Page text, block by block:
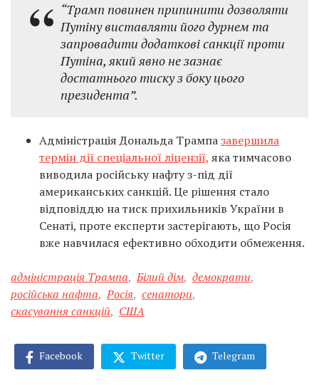
“Трамп повинен припинити дозволяти
Путіну виставляти його дурнем та
запровадити додаткові санкції проти
Путіна, який явно не зазнає
достатнього тиску з боку цього
президента”.
Адміністрація Дональда Трампазавершила
термін дії спеціальної ліцензії, яка тимчасово
виводила російську нафту з-під дії
американських санкцій. Це рішення стало
відповіддю на тиск прихильників України в
Сенаті, проте експерти застерігають, що Росія
вже навчилася ефективно обходити обмеження.
адміністрація Трампа, Білий дім, демократи,
російська нафта, Росія, сенатори,
скасування санкцій, США
Facebook Twitter Telegram